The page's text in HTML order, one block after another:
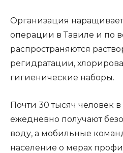
Организация
операции в Тавиле и по
распространяются
регидратации,
гигиенические наборы.
Почти 30 тысяч человек
ежедневно получают
воду, а мобильные
население о мерах